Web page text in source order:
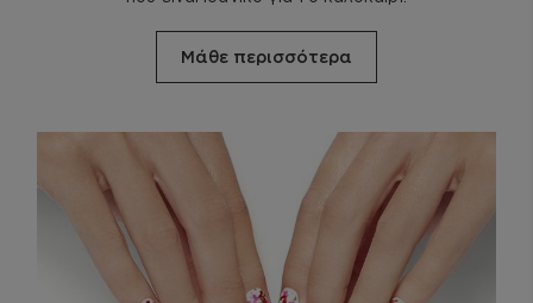
Μάθε περισσότερα